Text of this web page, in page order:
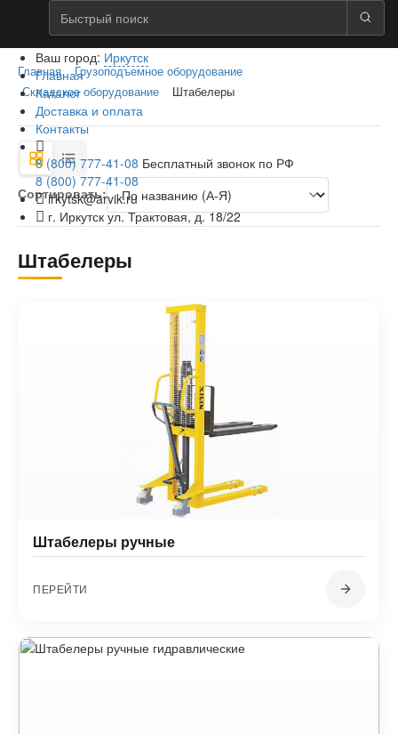
Ваш город: Иркутск
Главная
Каталог
Доставка и оплата
Контакты
8 (800) 777-41-08 Бесплатный звонок по РФ
8 (800) 777-41-08
irkytsk@arvik.ru
г. Иркутск ул. Трактовая, д. 18/22
Главная
Грузоподъемное оборудование
Складское оборудование
Штабелеры
Сортировать:
Штабелеры
Штабелеры ручные
ПЕРЕЙТИ